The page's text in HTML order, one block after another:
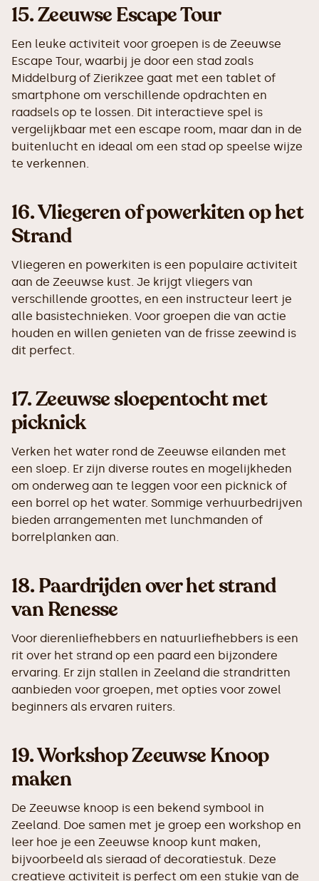
15.Zeeuwse Escape Tour
Een leuke activiteit voor groepen is de Zeeuwse
Escape Tour, waarbij je door een stad zoals
Middelburg of Zierikzee gaat met een tablet of
smartphone om verschillende opdrachten en
raadsels op te lossen. Dit interactieve spel is
vergelijkbaar met een escape room, maar dan in de
buitenlucht en ideaal om een stad op speelse wijze
te verkennen.
16.Vliegeren of powerkiten op het
Strand
Vliegeren en powerkiten is een populaire activiteit
aan de Zeeuwse kust. Je krijgt vliegers van
verschillende groottes, en een instructeur leert je
alle basistechnieken. Voor groepen die van actie
houden en willen genieten van de frisse zeewind is
dit perfect.
17.Zeeuwse sloepentocht met
picknick
Verken het water rond de Zeeuwse eilanden met
een sloep. Er zijn diverse routes en mogelijkheden
om onderweg aan te leggen voor een picknick of
een borrel op het water. Sommige verhuurbedrijven
bieden arrangementen met lunchmanden of
borrelplanken aan.
18.Paardrijden over het strand
van Renesse
Voor dierenliefhebbers en natuurliefhebbers is een
rit over het strand op een paard een bijzondere
ervaring. Er zijn stallen in Zeeland die strandritten
aanbieden voor groepen, met opties voor zowel
beginners als ervaren ruiters.
19.Workshop Zeeuwse Knoop
maken
De Zeeuwse knoop is een bekend symbool in
Zeeland. Doe samen met je groep een workshop en
leer hoe je een Zeeuwse knoop kunt maken,
bijvoorbeeld als sieraad of decoratiestuk. Deze
creatieve activiteit is perfect om een stukje van de